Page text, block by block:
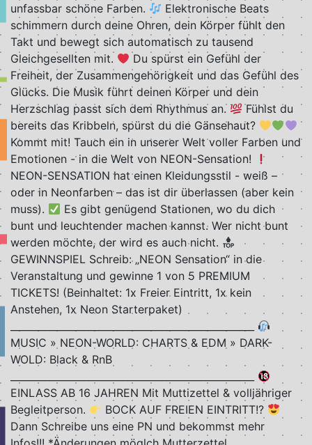
unfassbar schöne Farben.
Elektronische Beats
schimmern durch deine Ohren, dein Körper fühlt den
Takt und bewegt sich automatisch zu tausend
Gleichgesellten mit.
Du spürst ein Gefühl der
Freiheit, der Zusammengehörigkeit und das Gefühl des
Glücks. Die Musik führt deinen Körper und dein
Herzschlag passt sich dem Rhythmus an.
Fühlst du
bereits das Kribbeln, spürst du die Gänsehaut?
Kommt mit! Tauch ein in unserer Welt voller Farben und
Emotionen - in die Welt von NEON-Sensation!
NEON-SENSATION hat einen Kleidungsstil - weiß –
oder in Neonfarben – das ist dir überlassen (aber kein
muss).
Es gibt genügend Stationen, wo du dich
bunt und leuchtender machen kannst. Wer nicht bunt
werden möchte, der wird es auch nicht.
GEWINNSPIEL Schreib: „NEON Sensation“ in die
Veranstaltung und gewinne 1 von 5 PREMIUM
TICKETS! (Beinhaltet: 1x Freier Eintritt, 1x kein
Anstehen, 1x Neon Starterpaket)
MUSIC » NEON-WORLD: CHARTS & EDM » DARK-
WOLD: Black & RnB
EINLASS AB 16 JAHREN Mit Muttizettel & volljähriger
Begleitperson.
BOCK AUF FREIEN EINTRITT!?
Dann Schreibe uns eine PN und bekommst mehr